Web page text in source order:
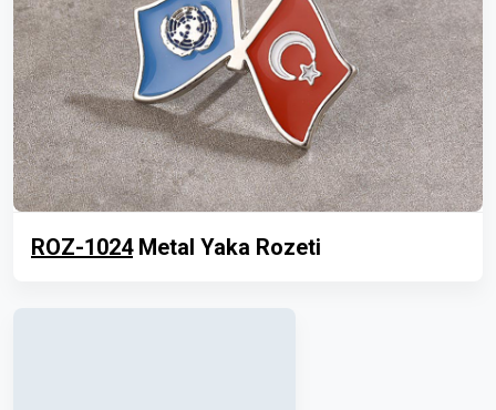
ROZ-1024Metal Yaka Rozeti